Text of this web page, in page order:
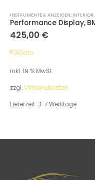
INSTRUMENTE & ANZEIGEN, INTERIOR,
425,00 €
P3Cars
inkl. 19 % MwSt.
zzgl.Versandkosten
Lieferzeit: 3-7 Werktage